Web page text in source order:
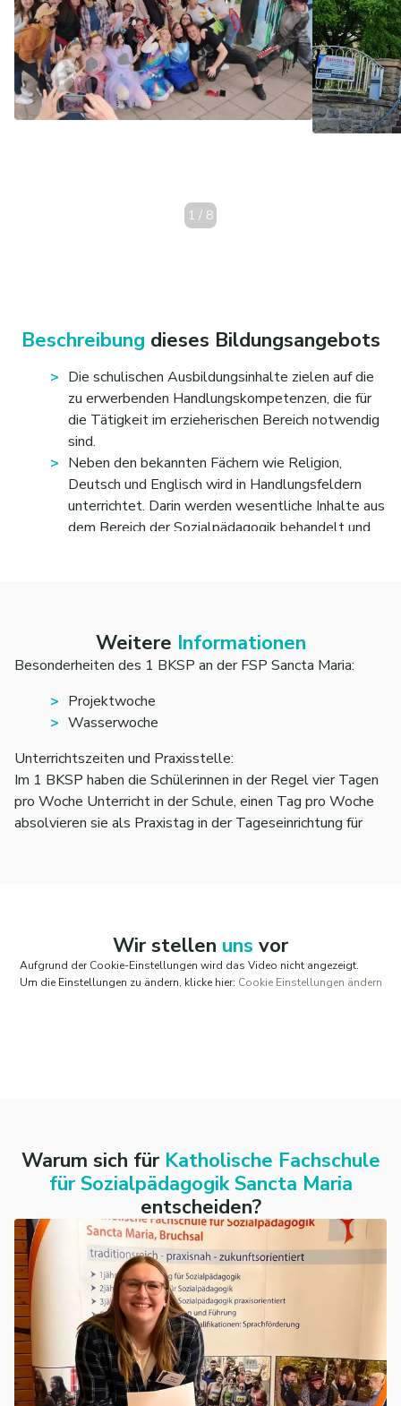
1 / 8
Beschreibung dieses Bildungsangebots
Die schulischen Ausbildungsinhalte zielen auf die
zu erwerbenden Handlungskompetenzen, die für
die Tätigkeit im erzieherischen Bereich notwendig
sind.
Neben den bekannten Fächern wie Religion,
Deutsch und Englisch wird in Handlungsfeldern
unterrichtet. Darin werden wesentliche Inhalte aus
dem Bereich der Sozialpädagogik behandelt und
der Praxis dienen.
Weitere Informationen
Besonderheiten des 1 BKSP an der FSP Sancta Maria:
Projektwoche
Wasserwoche
Unterrichtszeiten und Praxisstelle:
Im 1 BKSP haben die Schülerinnen in der Regel vier Tagen
pro Woche Unterricht in der Schule, einen Tag pro Woche
absolvieren sie als Praxistag in der Tageseinrichtung für
Die Praktikumsstelle wird vor Beginn der Ausbildung von
den Schüler innen im Umkreis von max. 50 km um Bruchsal
Wir stellen uns vor
Aufgrund der Cookie-Einstellungen wird das Video nicht angezeigt.
Um die Einstellungen zu ändern, klicke hier: Cookie Einstellungen ändern
Warum sich für Katholische Fachschule
für Sozialpädagogik Sancta Maria
entscheiden?